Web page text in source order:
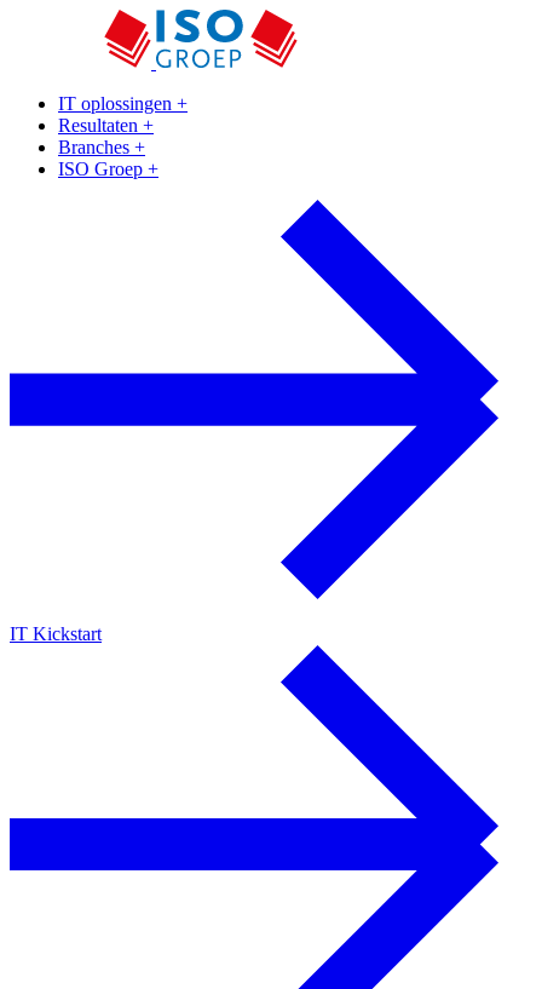
IT oplossingen +
Resultaten +
Branches +
ISO Groep +
IT Kickstart